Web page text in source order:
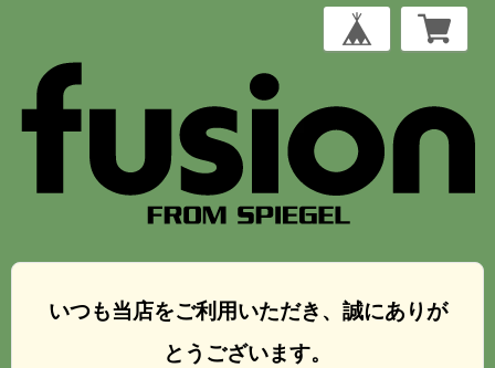
いつも当店をご利用いただき、誠にありが
とうございます。